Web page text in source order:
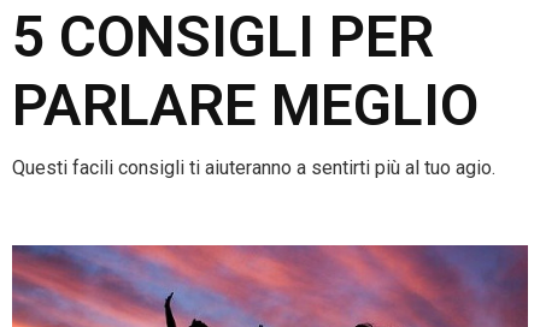
5 CONSIGLI PER
PARLARE MEGLIO
Questi facili consigli ti aiuteranno a sentirti più al tuo agio.